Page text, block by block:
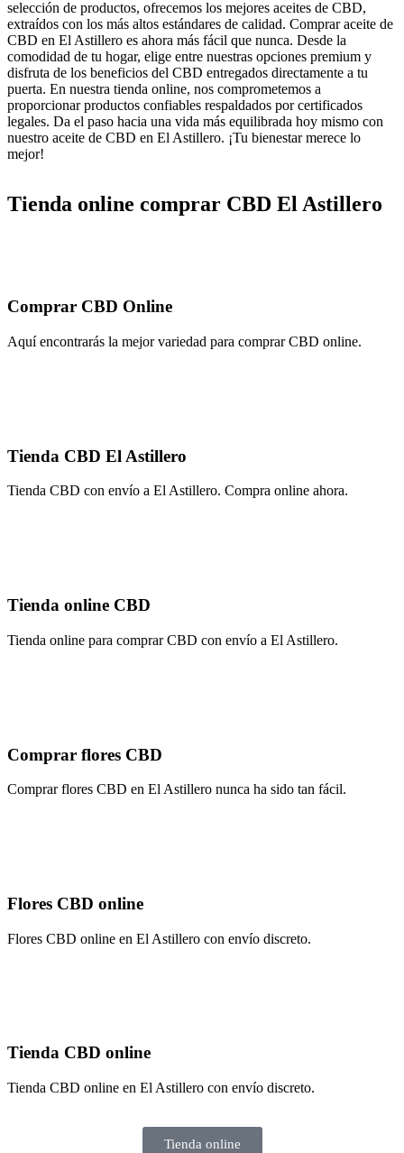
selección de productos, ofrecemos los mejores aceites de CBD,
extraídos con los más altos estándares de calidad. Comprar aceite de
CBD en El Astillero es ahora más fácil que nunca. Desde la
comodidad de tu hogar, elige entre nuestras opciones premium y
disfruta de los beneficios del CBD entregados directamente a tu
puerta. En nuestra tienda online, nos comprometemos a
proporcionar productos confiables respaldados por certificados
legales. Da el paso hacia una vida más equilibrada hoy mismo con
nuestro aceite de CBD en El Astillero. ¡Tu bienestar merece lo
mejor!
Tienda online comprar CBD El Astillero
Comprar CBD Online
Aquí encontrarás la mejor variedad para comprar CBD online.
Tienda CBD El Astillero
Tienda CBD con envío a El Astillero. Compra online ahora.
Tienda online CBD
Tienda online para comprar CBD con envío a El Astillero.
Comprar flores CBD
Comprar flores CBD en El Astillero nunca ha sido tan fácil.
Flores CBD online
Flores CBD online en El Astillero con envío discreto.
Tienda CBD online
Tienda CBD online en El Astillero con envío discreto.
Tienda online